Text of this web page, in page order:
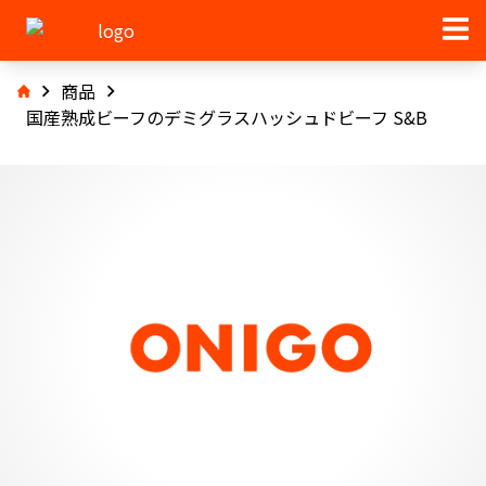
商品
国産熟成ビーフのデミグラスハッシュドビーフ S&B